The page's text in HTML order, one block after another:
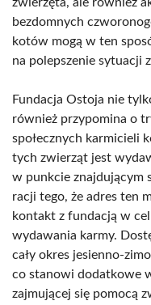
bezdomnych
kotów mogą w ten
na polepszenie sytuacji
Fundacja Ostoja nie
również przypomina o
społecznych karmicieli
tych zwierząt jest
w punkcie znajdującym
racji tego, że adres ten
kontakt z fundacją w
wydawania karmy.
cały okres jesienno-
co stanowi dodatkowe
zajmującej się pomocą